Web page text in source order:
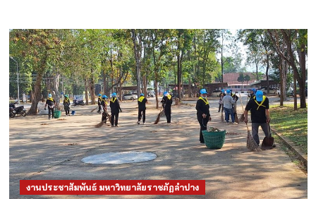
งานประชาสัมพันธ์ มหาวิทยาลัยราชภัฏลำปาง